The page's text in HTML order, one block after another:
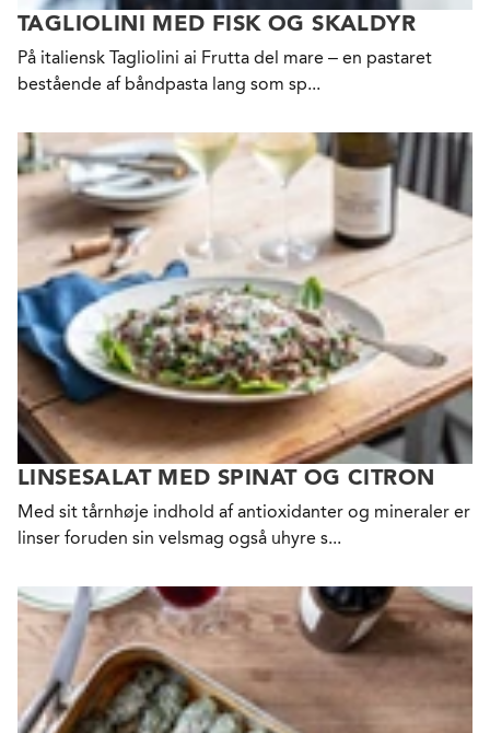
TAGLIOLINI MED FISK OG SKALDYR
På italiensk Tagliolini ai Frutta del mare – en pastaret
bestående af båndpasta lang som sp...
LINSESALAT MED SPINAT OG CITRON
Med sit tårnhøje indhold af antioxidanter og mineraler er
linser foruden sin velsmag også uhyre s...